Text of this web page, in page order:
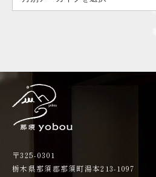
〒325-0301
栃木県那須郡那須町湯本213-1097